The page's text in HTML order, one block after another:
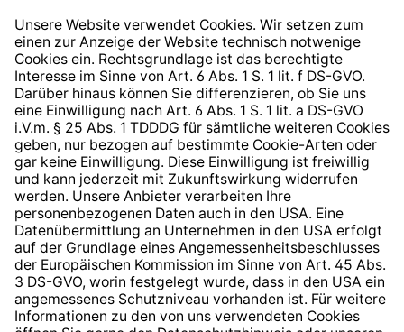
Widerrufsrecht
Hinweisgeberschutzsystem
Barrierefreiheit